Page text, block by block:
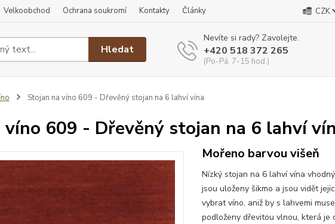
Velkoobchod Ochrana soukromí Kontakty Články CZK
Hledat
Nevíte si rady? Zavolejte.
+420 518 372 265
(Po-Pá, 7-15 hod.)
Stojan na víno 609 - Dřevěný stojan na 6 lahví vína
víno 609 - Dřevěný stojan na 6 lahví
Mořeno barvou višeň
Nízký stojan na 6 lahví vína
jsou uloženy šikmo a jsou vidět
vybrat víno, aniž by s lahvemi
podloženy dřevitou vlnou, která je